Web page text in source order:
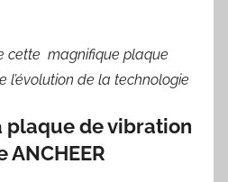
cette magnifique plaque
l’évolution de la technologie
plaque de vibration
ANCHEER